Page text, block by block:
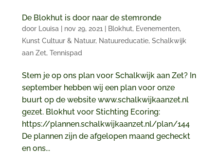
De Blokhut is door naar de stemronde
door Louisa | nov 29, 2021 | Blokhut, Evenementen,
Kunst Cultuur & Natuur, Natuureducatie, Schalkwijk
aan Zet, Tennispad
Stem je op ons plan voor Schalkwijk aan Zet? In
september hebben wij een plan voor onze
buurt op de website www.schalkwijkaanzet.nl
gezet. Blokhut voor Stichting Ecoring:
https://plannen.schalkwijkaanzet.nl/plan/144
De plannen zijn de afgelopen maand gecheckt
en ons...